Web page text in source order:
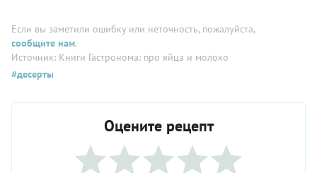
Если вы заметили ошибку или неточность, пожалуйста,
сообщите нам.
Источник: Книги Гастронома: про яйца и молоко
#десерты
Оцените рецепт